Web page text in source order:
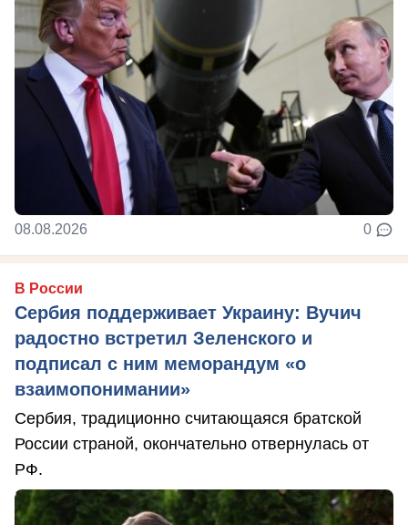
08.08.2026 0
В России
Сербия поддерживает Украину: Вучич
радостно встретил Зеленского и
подписал с ним меморандум «о
взаимопонимании»
Сербия, традиционно считающаяся братской
России страной, окончательно отвернулась от
РФ.